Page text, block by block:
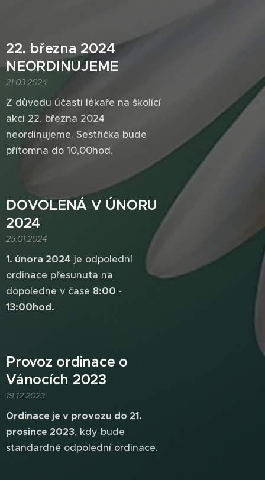
22. března 2024
NEORDINUJEME
21.03.2024
Z důvodu účasti lékaře na školící
akci 22. března 2024
neordinujeme. Sestřička bude
přítomna do 10,00hod.
DOVOLENÁ V ÚNORU
2024
25.01.2024
1. února 2024 je odpolední
ordinace přesunuta na
dopoledne v čase 8:00 -
13:00hod.
Provoz ordinace o
Vánocích 2023
19.12.2023
Ordinace je v provozu do 21.
prosince 2023, kdy bude
standardně odpolední ordinace.